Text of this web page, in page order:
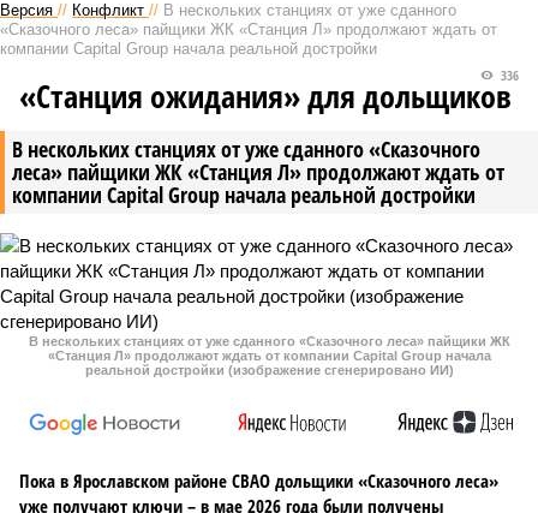
Версия // Конфликт // В нескольких станциях от уже сданного
«Сказочного леса» пайщики ЖК «Станция Л» продолжают ждать от
компании Capital Group начала реальной достройки
В нескольких станциях от уже сданного «Сказочного
леса» пайщики ЖК «Станция Л» продолжают ждать от
компании Capital Group начала реальной достройки
336
«Станция ожидания» для дольщиков
В нескольких станциях от уже сданного «Сказочного леса» пайщики ЖК
«Станция Л» продолжают ждать от компании Capital Group начала
реальной достройки (изображение сгенерировано ИИ)
Пока в Ярославском районе СВАО дольщики «Сказочного леса»
уже получают ключи – в мае 2026 года были получены